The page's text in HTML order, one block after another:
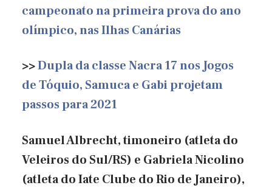
campeonato na primeira prova do ano
olímpico, nas Ilhas Canárias
>>Dupla da classe Nacra 17 nos Jogos
de Tóquio, Samuca e Gabi projetam
passos para 2021
Samuel Albrecht, timoneiro (atleta do
Veleiros do Sul/RS) e Gabriela Nicolino
(atleta do Iate Clube do Rio de Janeiro),